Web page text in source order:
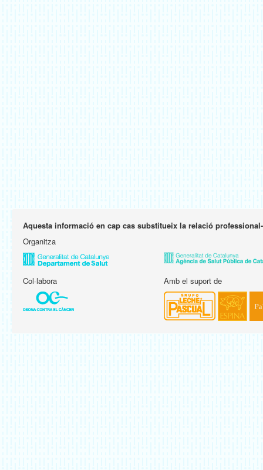
Aquesta informació en cap cas substitueix la relació
Organitza
Col·labora Amb el suport de